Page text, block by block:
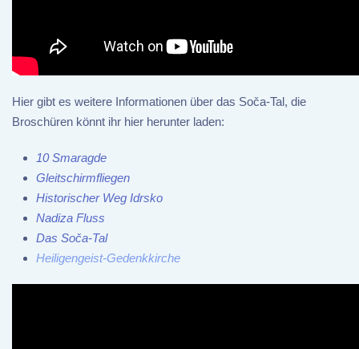
Hier gibt es weitere Informationen über das Soča-Tal, die
Broschüren könnt ihr hier herunter laden:
10 Smaragde
Gleitschirmfliegen
Historischer Weg Idrsko
Nadiza Fluss
Das Soča-Tal
Heiligengeist-Gedenkkirche